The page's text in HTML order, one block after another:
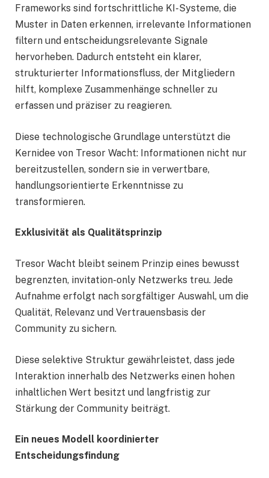
Frameworks sind fortschrittliche KI-Systeme, die
Muster in Daten erkennen, irrelevante Informationen
filtern und entscheidungsrelevante Signale
hervorheben. Dadurch entsteht ein klarer,
strukturierter Informationsfluss, der Mitgliedern
hilft, komplexe Zusammenhänge schneller zu
erfassen und präziser zu reagieren.
Diese technologische Grundlage unterstützt die
Kernidee von Tresor Wacht: Informationen nicht nur
bereitzustellen, sondern sie in verwertbare,
handlungsorientierte Erkenntnisse zu
transformieren.
Exklusivität als Qualitätsprinzip
Tresor Wacht bleibt seinem Prinzip eines bewusst
begrenzten, invitation-only Netzwerks treu. Jede
Aufnahme erfolgt nach sorgfältiger Auswahl, um die
Qualität, Relevanz und Vertrauensbasis der
Community zu sichern.
Diese selektive Struktur gewährleistet, dass jede
Interaktion innerhalb des Netzwerks einen hohen
inhaltlichen Wert besitzt und langfristig zur
Stärkung der Community beiträgt.
Ein neues Modell koordinierter
Entscheidungsfindung